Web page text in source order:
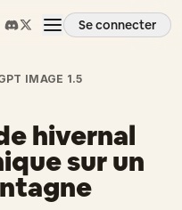
Se connecter
IMAGE 1.5
hivernal
sur un